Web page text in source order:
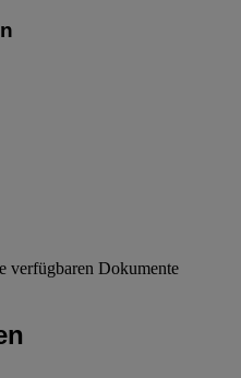
verfügbaren Dokumente